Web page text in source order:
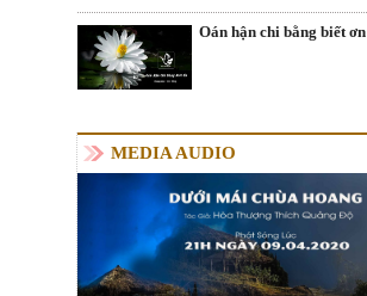
Oán hận chi bằng biết ơn
MEDIA AUDIO